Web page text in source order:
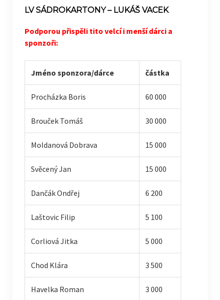
LV SÁDROKARTONY – LUKÁŠ VACEK
Podporou přispěli tito velcí i menší dárci a
sponzoři:
Jméno sponzora/dárce částka
Procházka Boris 60 000
Brouček Tomáš 30 000
Moldanová Dobrava 15 000
Svěcený Jan 15 000
Dančák Ondřej 6 200
Laštovic Filip 5 100
Corliová Jitka 5 000
Chod Klára 3 500
Havelka Roman 3 000